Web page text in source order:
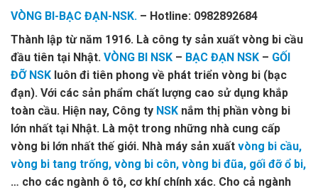
VÒNG BI-BẠC ĐẠN-NSK. – Hotline: 0982892684
Thành lập từ năm 1916. Là công ty sản xuất vòng bi cầu
đầu tiên tại Nhật. VÒNG BI NSK – BẠC ĐẠN NSK – GỐI
ĐỠ NSK luôn đi tiên phong về phát triển vòng bi (bạc
đạn). Với các sản phẩm chất lượng cao sử dụng khắp
toàn cầu. Hiện nay, Công ty NSK nắm thị phần vòng bi
lớn nhất tại Nhật. Là một trong những nhà cung cấp
vòng bi lớn nhất thế giới. Nhà máy sản xuất vòng bi cầu,
vòng bi tang trống, vòng bi côn, vòng bi đũa, gối đỡ ổ bi,
… cho các ngành ô tô, cơ khí chính xác. Cho cả ngành